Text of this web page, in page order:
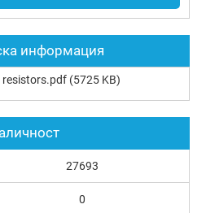
информация
resistors.pdf (5725 KB)
27693
0